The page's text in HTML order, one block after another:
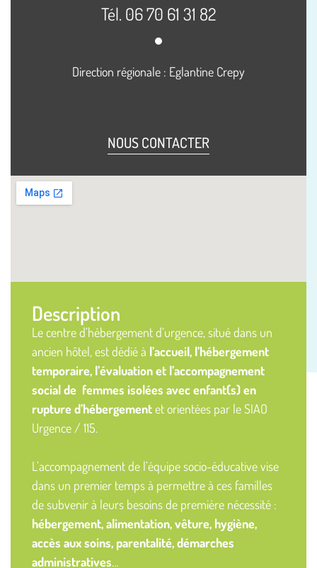
Tél. 06 70 61 31 82
Direction régionale : Eglantine Crepy
NOUS CONTACTER
Description
Le centre d’hébergement d’urgence, situé dans un
ancien hôtel, est dédié à l’accueil, l’hébergement
temporaire, l’évaluation et l’accompagnement
social de femmes isolées avec enfant(s) en
rupture d’hébergementet orientées par le SIAO
Urgence / 115.
L’accompagnement de l’équipe socio-éducative vise
dans un premier temps à permettre à ces familles
de subvenir à leurs besoins de première nécessité :
hébergement, alimentation, vêture, hygiène,
accès aux soins, parentalité, démarches
administratives…